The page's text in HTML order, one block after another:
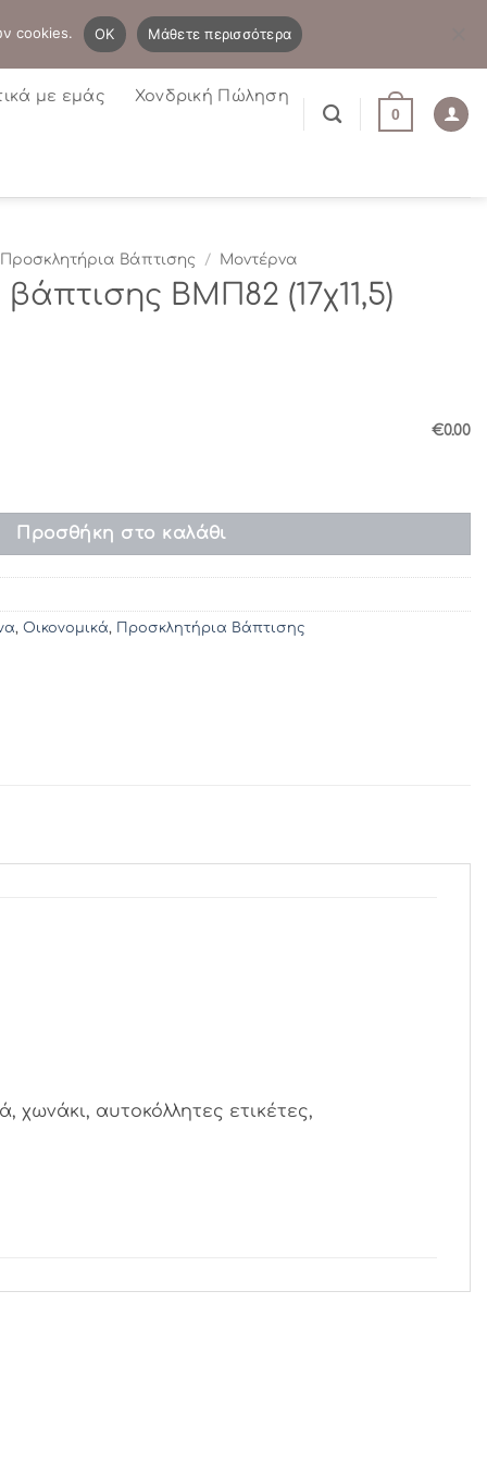
Η λίστα μου Newsletter
με εμάς Χονδρική Πώληση
0
Προσκλητήρια Βάπτισης / Μοντέρνα
ΒΜΠ82 (17χ11,5)
€0.00
(17χ11,5) ποσότητα
Προσθήκη στο καλάθι
, Οικονομικά, Προσκλητήρια Βάπτισης
αυτοκόλλητες ετικέτες,
cookies. OK Μάθετε περισσότερα